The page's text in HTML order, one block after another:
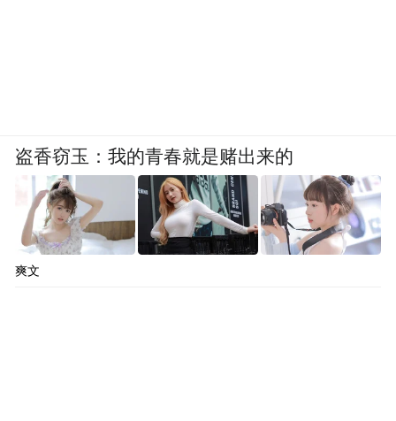
盗香窃玉：我的青春就是赌出来的
爽文